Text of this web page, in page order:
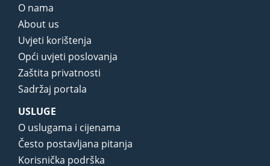
O nama
About us
Uvjeti korištenja
Opći uvjeti poslovanja
Zaštita privatnosti
Sadržaj portala
USLUGE
O uslugama i cijenama
Često postavljana pitanja
Korisnička podrška